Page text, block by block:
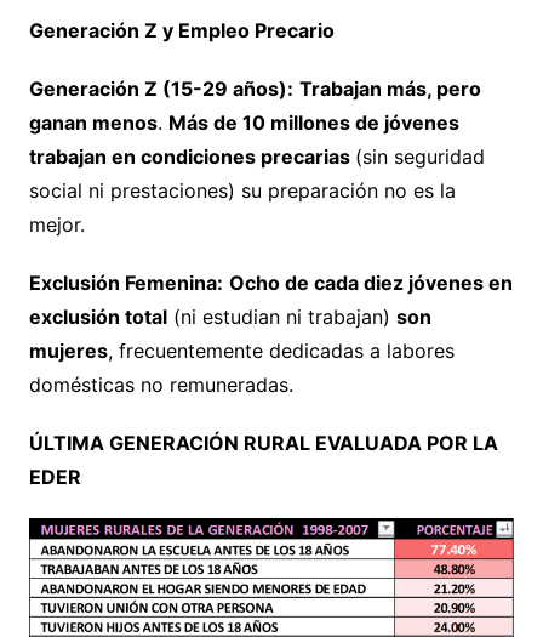
Generación Z y Empleo Precario
Generación Z (15-29 años): Trabajan más, pero
ganan menos. Más de 10 millones de jóvenes
trabajan en condiciones precarias (sin seguridad
social ni prestaciones) su preparación no es la
mejor.
Exclusión Femenina: Ocho de cada diez jóvenes en
exclusión total(ni estudian ni trabajan) son
mujeres, frecuentemente dedicadas a labores
domésticas no remuneradas.
ÚLTIMA GENERACIÓN RURAL EVALUADA POR LA
EDER